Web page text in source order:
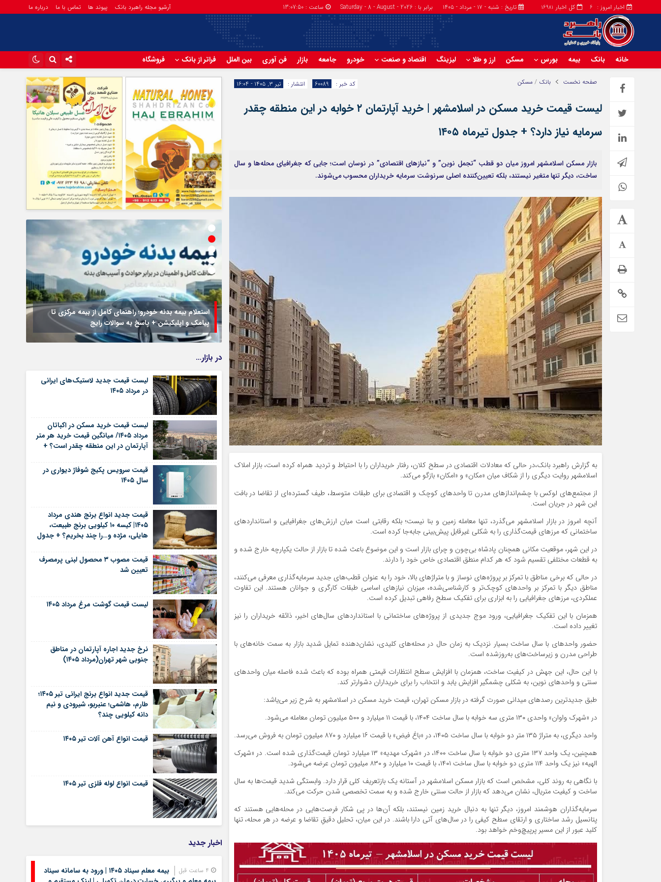
کل اخبار 16981 اخبار امروز : 6 تاریخ : شنبه - ۱۷ - مرداد - ۱۴۰۵ برابر با : Saturday - 8 - August - 2026 ساعت : 13:07:51 آرشیو مجله راهبرد بانک پیوند ها تماس با ما درباره ما
خانه بانک بیمه بورس مسکن ارز و طلا لیزینگ اقتصاد و صنعت خودرو جامعه بازار فن آوری بین الملل فراتر از بانک فروشگاه
اینستاگرام
تلگرام
آپارات
صفحه نخست بانک / مسکن انتشار : تیر ۳, ۱۴۰۵ - ۱۶:۰۴ کد خبر : 60089
لیست قیمت خرید مسکن در اسلامشهر | خرید آپارتمان ۲ خوابه در این منطقه چقدر
سرمایه نیاز دارد؟ + جدول تیرماه ۱۴۰۵
بازار مسکن اسلامشهر امروز میان دو قطب “تجمل نوین” و “نیازهای اقتصادی” در نوسان است؛ جایی که جغرافیای محله‌ها و سال
ساخت، دیگر تنها متغیر نیستند، بلکه تعیین‌کننده اصلی سرنوشت سرمایه خریداران محسوب می‌شوند.
به گزارش راهبرد بانک،در حالی که معادلات اقتصادی در سطح کلان، رفتار خریداران را با احتیاط و تردید همراه کرده است، بازار املاک
اسلامشهر روایت دیگری را از شکاف میان «مکان» و «امکان» بازگو می‌کند.
از مجتمع‌های لوکس با چشم‌اندازهای مدرن تا واحدهای کوچک و اقتصادی برای طبقات متوسط، طیف گسترده‌ای از تقاضا در بافت
این شهر در جریان است.
آنچه امروز در بازار اسلامشهر می‌گذرد، تنها معامله زمین و بنا نیست؛ بلکه رقابتی است میان ارزش‌های جغرافیایی و استانداردهای
ساختمانی که مرزهای قیمت‌گذاری را به شکلی غیرقابل پیش‌بینی جابه‌جا کرده است.
در این شهر، موقعیت مکانی همچنان پادشاه بی‌چون و چرای بازار است و این موضوع باعث شده تا بازار از حالت یکپارچه خارج شده و
به قطعات مختلفی تقسیم شود که هر کدام منطق اقتصادی خاص خود را دارند.
در حالی که برخی مناطق با تمرکز بر پروژه‌های نوساز و با متراژهای بالا، خود را به عنوان قطب‌های جدید سرمایه‌گذاری معرفی می‌کنند،
مناطق دیگر با تمرکز بر واحدهای کوچک‌تر و کارشناسی‌شده، میزبان نیازهای اساسی طبقات کارگری و جوانان هستند. این تفاوت
عملکردی، مرزهای جغرافیایی را به ابزاری برای تفکیک سطح رفاهی تبدیل کرده است.
همزمان با این تفکیک جغرافیایی، ورود موج جدیدی از پروژه‌های ساختمانی با استانداردهای سال‌های اخیر، ذائقه خریداران را نیز
تغییر داده است.
حضور واحدهای با سال ساخت بسیار نزدیک به زمان حال در محله‌های کلیدی، نشان‌دهنده تمایل شدید بازار به سمت خانه‌های با
طراحی مدرن و زیرساخت‌های به‌روزشده است.
با این حال، این جهش در کیفیت ساخت، همزمان با افزایش سطح انتظارات قیمتی همراه بوده که باعث شده فاصله میان واحدهای
سنتی و واحدهای نوین، به شکلی چشمگیر افزایش یابد و انتخاب را برای خریداران دشوارتر کند.
طبق جدیدترین رصدهای میدانی صورت گرفته در بازار مسکن تهران، قیمت خرید مسکن در اسلامشهر به شرح زیر می‌یاشد:
در «شهرک واوان» واحدی ۱۳۰ متری سه خوابه با سال ساخت ۱۴۰۴، با قیمت ۱۱ میلیارد و ۵۰۰ میلیون تومان معامله می‌شود.
واحد دیگری، به متراژ ۱۳۵ متر دو خوابه با سال ساخت ۱۴۰۵، در «باغ فیض» با قیمت ۱۶ میلیارد و ۸۷۰ میلیون تومان به فروش می‌رسد.
همچنین، یک واحد ۱۳۷ متری دو خوابه با سال ساخت ۱۴۰۰، در «شهرک مهدیه» ۱۳ میلیارد تومان قیمت‌گذاری شده است. در «شهرک
الهیه» نیز یک واحد ۱۱۴ متری دو خوابه با سال ساخت ۱۴۰۱، با قیمت ۱۰ میلیارد و ۸۳۰ میلیون تومان عرضه می‌شود.
با نگاهی به روند کلی، مشخص است که بازار مسکن اسلامشهر در آستانه یک بازتعریف کلی قرار دارد. وابستگی شدید قیمت‌ها به سال
ساخت و کیفیت متریال، نشان می‌دهد که بازار از حالت سنتی خارج شده و به سمت تخصصی شدن حرکت می‌کند.
سرمایه‌گذاران هوشمند امروز، دیگر تنها به دنبال خرید زمین نیستند، بلکه آن‌ها در پی شکار فرصت‌هایی در محله‌هایی هستند که
پتانسیل رشد ساختاری و ارتقای سطح کیفی را در سال‌های آتی دارا باشند. در این میان، تحلیل دقیقِ تقاضا و عرضه در هر محله، تنها
کلید عبور از این مسیر پرپیچ‌وخم خواهد بود.
تمدید خودکار بیمه سلامت دهک‌های اقتصادی ۱ تا ۵ تهران
وام فوری بی دردسر بدون ضامن قرض الحسنه | شرایط
دریافت تسهیلات سریع و کم‌بهره | جزئیات ثبت درخواست
استعلام بیمه بدنه خودرو؛ راهنمای کامل از بیمه مرکزی تا
پیامک و اپلیکیشن + پاسخ به سوالات رایج
در بازار…
لیست قیمت جدید لاستیک‌های ایرانی
در مرداد ۱۴۰۵
لیست قیمت خرید مسکن در اکباتان
مرداد ۱۴۰۵/ میانگین قیمت خرید هر متر
آپارتمان در این منطقه چقدر است؟ +
قیمت سرویس پکیج شوفاژ دیواری در
سال ۱۴۰۵
قیمت جدید انواع برنج هندی مرداد
۱۴۰۵| کیسه ۱۰ کیلویی برنج طبیعت،
هایلی، مژده و…را چند بخریم؟ + جدول
قیمت مصوب ۳ محصول لبنی پرمصرف
تعیین شد
لیست قیمت گوشت مرغ مرداد ۱۴۰۵
نرخ جدید اجاره آپارتمان در مناطق
جنوبی شهر تهران(مرداد ۱۴۰۵)
قیمت جدید انواع برنج ایرانی تیر ۱۴۰۵؛
طارم، هاشمی؛ عنبربو، شیرودی و نیم
دانه کیلویی چند؟
قیمت انواع آهن آلات تیر ۱۴۰۵
قیمت انواع لوله فلزی تیر ۱۴۰۵
اخبار جدید
بیمه معلم سیناد ۱۴۰۵ | ورود به سامانه سیناد